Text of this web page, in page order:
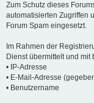
Zum Schutz dieses
automatisierten Zugriffen
Forum Spam eingesetzt.
Im Rahmen der
Dienst übermittelt und
• IP-Adresse
• E-Mail-Adresse
• Benutzername